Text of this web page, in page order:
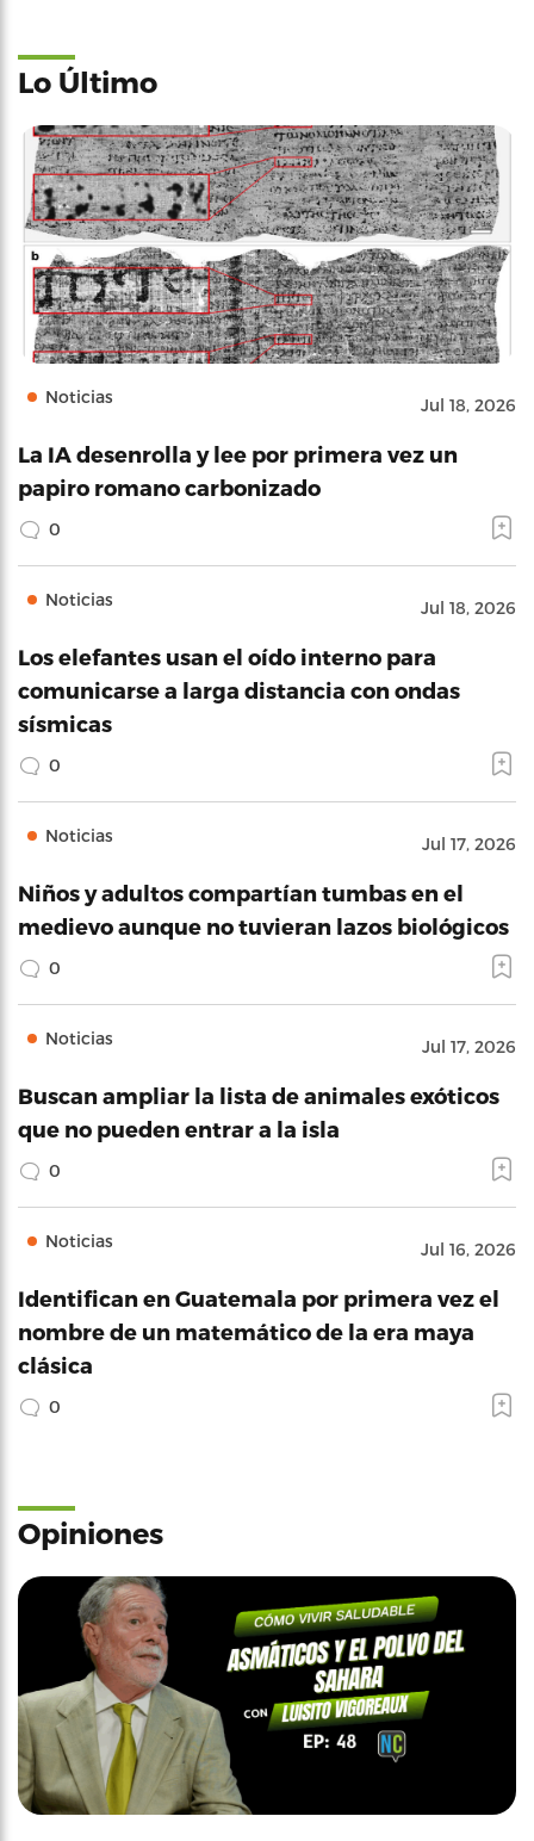
Lo Último
Noticias Jul 18, 2026
La IA desenrolla y lee por primera vez un
papiro romano carbonizado
0
Noticias Jul 18, 2026
Los elefantes usan el oído interno para
comunicarse a larga distancia con ondas
sísmicas
0
Noticias Jul 17, 2026
Niños y adultos compartían tumbas en el
medievo aunque no tuvieran lazos biológicos
0
Noticias Jul 17, 2026
Buscan ampliar la lista de animales exóticos
que no pueden entrar a la isla
0
Noticias Jul 16, 2026
Identifican en Guatemala por primera vez el
nombre de un matemático de la era maya
clásica
0
Opiniones